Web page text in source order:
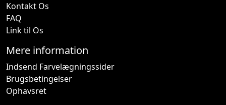
Kontakt Os
FAQ
Link til Os
Mere information
Indsend Farvelægningssider
Brugsbetingelser
Ophavsret